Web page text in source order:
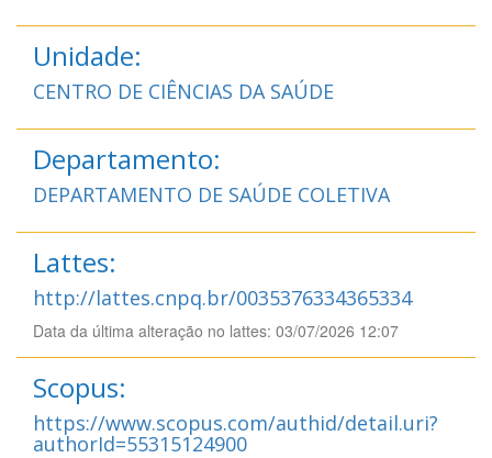
Unidade:
CENTRO DE CIÊNCIAS DA SAÚDE
Departamento:
DEPARTAMENTO DE SAÚDE COLETIVA
Lattes:
http://lattes.cnpq.br/0035376334365334
Data da última alteração no lattes: 03/07/2026 12:07
Scopus:
https://www.scopus.com/authid/detail.uri?
authorId=55315124900